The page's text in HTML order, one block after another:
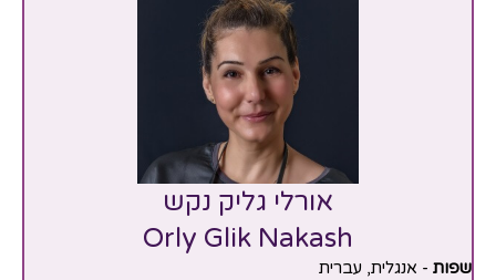
אורלי גליק נקש
Orly Glik Nakash
שפות - אנגלית, עברית